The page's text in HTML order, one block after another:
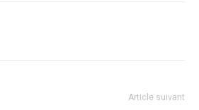
Article suivant